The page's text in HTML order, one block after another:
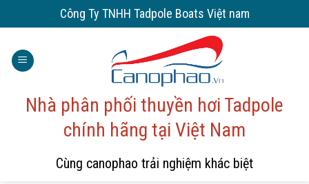
to
Công Ty TNHH Tadpole Boats Việt nam
Nhà phân phối thuyền hơi Tadpole
chính hãng tại Việt Nam
Cùng canophao trải nghiệm khác biệt